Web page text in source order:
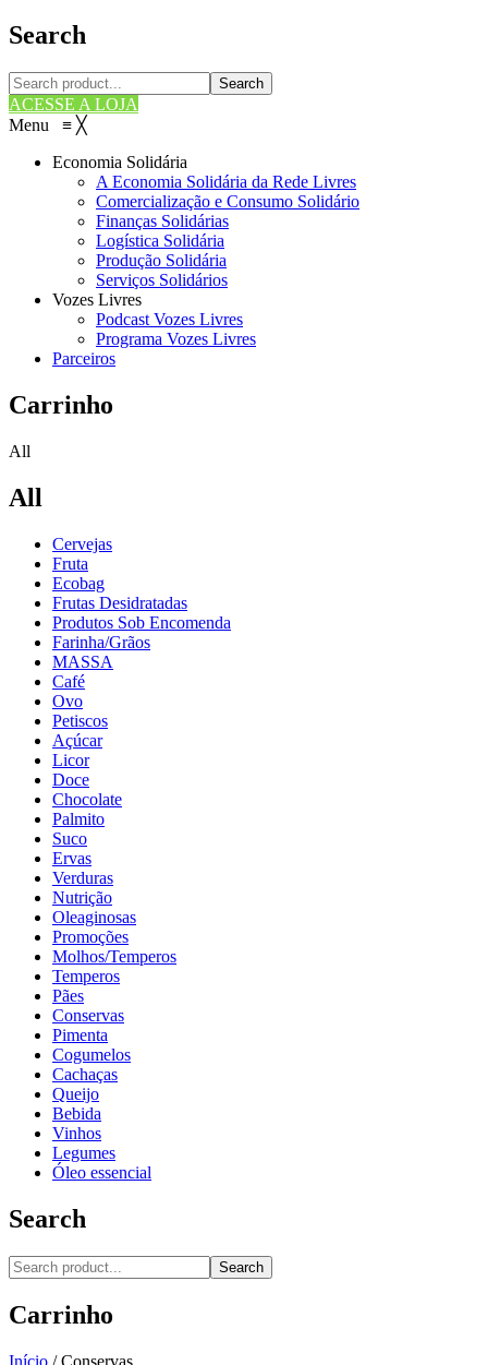
Search
Search
ACESSE A LOJA
Menu ≡ ╳
Economia Solidária
A Economia Solidária da Rede Livres
Comercialização e Consumo Solidário
Finanças Solidárias
Logística Solidária
Produção Solidária
Serviços Solidários
Vozes Livres
Podcast Vozes Livres
Programa Vozes Livres
Parceiros
Carrinho
All
All
Cervejas
Fruta
Ecobag
Frutas Desidratadas
Produtos Sob Encomenda
Farinha/Grãos
MASSA
Café
Ovo
Petiscos
Açúcar
Licor
Doce
Chocolate
Palmito
Suco
Ervas
Verduras
Nutrição
Oleaginosas
Promoções
Molhos/Temperos
Temperos
Pães
Conservas
Pimenta
Cogumelos
Cachaças
Queijo
Bebida
Vinhos
Legumes
Óleo essencial
Search
Search
Carrinho
Início /Conservas